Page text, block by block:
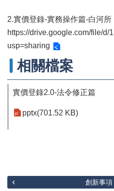
便
民
服
民
意
交
題
2.實價登錄-實務操作篇-白河所
https://drive.google.com/file/
usp=sharing
相關檔案
實價登錄2.0-法令修正篇
pptx(701.52 KB)
創新事項